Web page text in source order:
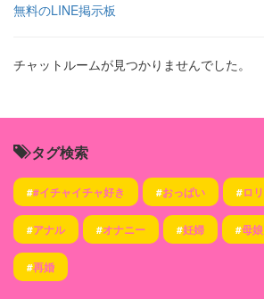
無料のLINE掲示板
チャットルームが見つかりませんでした。
タグ検索
##イチャイチャ好き #おっぱい #ロリ
#アナル #オナニー #妊婦 #母娘
#再婚